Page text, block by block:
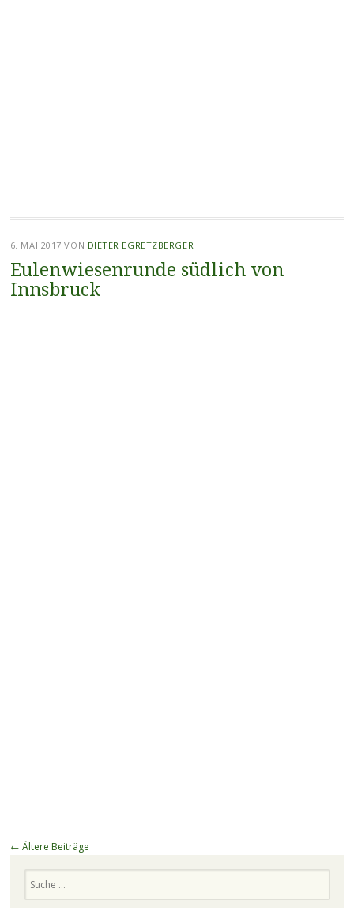
6. MAI 2017 VON DIETER EGRETZBERGER
Eulenwiesenrunde südlich von
Innsbruck
Beitragsnavigation
← Ältere Beiträge